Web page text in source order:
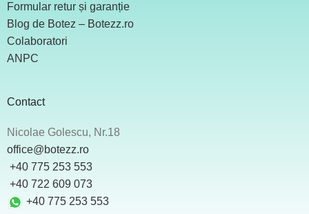
Formular retur și garanție
Blog de Botez – Botezz.ro
Colaboratori
ANPC
Contact
Nicolae Golescu, Nr.18
office@botezz.ro
+40 775 253 553
‪ +40 722 609 073
+40 775 253 553